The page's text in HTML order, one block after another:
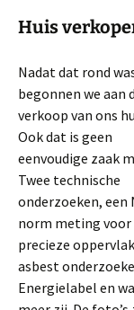
Huis
Nadat dat rond
begonnen we aan
verkoop van ons
Ook dat is geen
eenvoudige zaak
Twee technische
onderzoeken, een
norm meting voor
precieze
asbest
Energielabel en